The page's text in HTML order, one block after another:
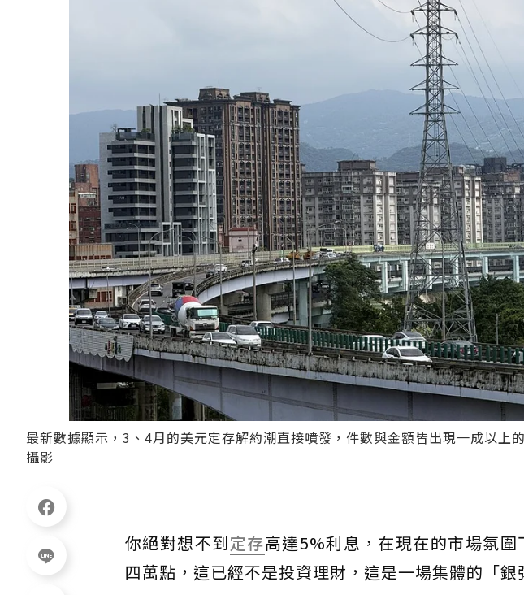
最新數據顯示，3、4月的美元定存解約潮直接噴發，件數與金額皆出現一成以上
攝影
你絕對想不到定存高達5%利息，在現在的市場氛圍
四萬點，這已經不是投資理財，這是一場集體的「銀